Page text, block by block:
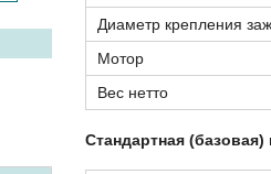
Диаметр крепления
Мотор
Вес нетто
Стандартная (базовая)